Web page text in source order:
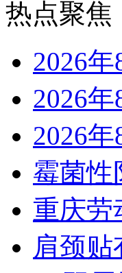
热点聚焦
2026
2026
2026
霉菌性
重庆劳
肩颈